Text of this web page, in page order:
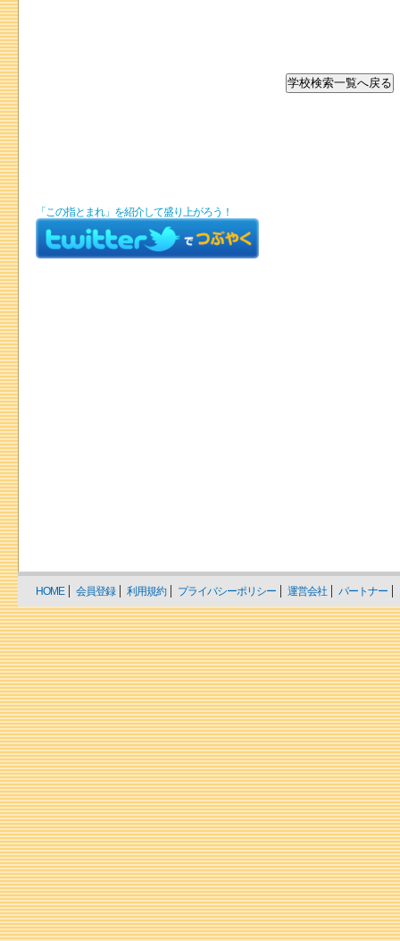
「この指とまれ」を紹介して盛り上がろう！
HOME 会員登録 利用規約 プライバシーポリシー 運営会社 パートナー